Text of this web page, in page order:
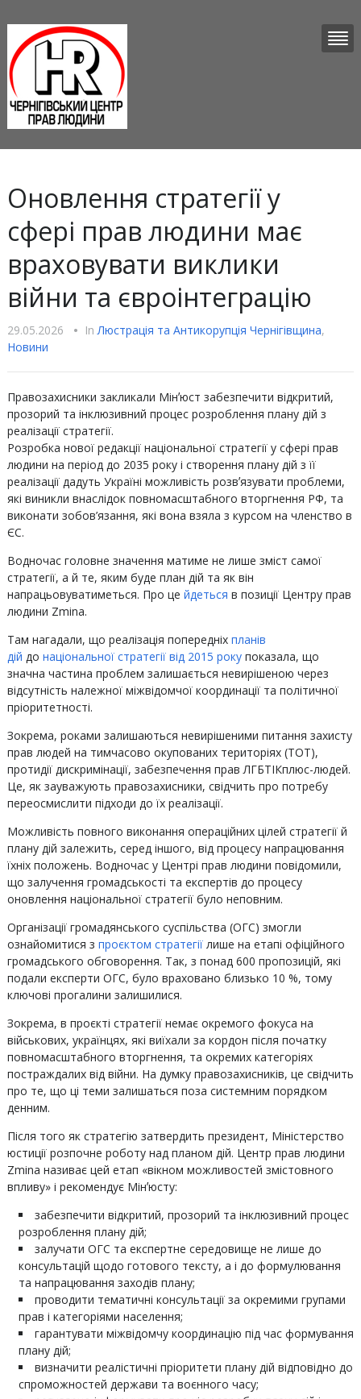
Оновлення стратегії у
сфері прав людини має
враховувати виклики
війни та євроінтеграцію
29.05.2026 • InЛюстрацiя та Антикорупцiя Чернігівщина,
Новини
Правозахисники закликали Мінʼюст забезпечити відкритий,
прозорий та інклюзивний процес розроблення плану дій з
реалізації стратегії.
Розробка нової редакції національної стратегії у сфері прав
людини на період до 2035 року і створення плану дій з її
реалізації дадуть Україні можливість розвʼязувати проблеми,
які виникли внаслідок повномасштабного вторгнення РФ, та
виконати зобов’язання, які вона взяла з курсом на членство в
ЄС.
Водночас головне значення матиме не лише зміст самої
стратегії, а й те, яким буде план дій та як він
напрацьовуватиметься. Про це йдеться в позиції Центру прав
людини Zmina.
Там нагадали, що реалізація попередніх планів
дій до національної стратегії від 2015 рокупоказала, що
значна частина проблем залишається невирішеною через
відсутність належної міжвідомчої координації та політичної
пріоритетності.
Зокрема, роками залишаються невирішеними питання захисту
прав людей на тимчасово окупованих територіях (ТОТ),
протидії дискримінації, забезпечення прав ЛГБТІКплюс-людей.
Це, як зауважують правозахисники, свідчить про потребу
переосмислити підходи до їх реалізації.
Можливість повного виконання операційних цілей стратегії й
плану дій залежить, серед іншого, від процесу напрацювання
їхніх положень. Водночас у Центрі прав людини повідомили,
що залучення громадськості та експертів до процесу
оновлення національної стратегії було неповним.
Організації громадянського суспільства (ОГС) змогли
ознайомитися з проєктом стратегіїлише на етапі офіційного
громадського обговорення. Так, з понад 600 пропозицій, які
подали експерти ОГС, було враховано близько 10 %, тому
ключові прогалини залишилися.
Зокрема, в проєкті стратегії немає окремого фокуса на
військових, українцях, які виїхали за кордон після початку
повномасштабного вторгнення, та окремих категоріях
постраждалих від війни. На думку правозахисників, це свідчить
про те, що ці теми залишаться поза системним порядком
денним.
Після того як стратегію затвердить президент, Міністерство
юстиції розпочне роботу над планом дій. Центр прав людини
Zmina називає цей етап «вікном можливостей змістовного
впливу» і рекомендує Мінʼюсту:
забезпечити відкритий, прозорий та інклюзивний процес
розроблення плану дій;
залучати ОГС та експертне середовище не лише до
консультацій щодо готового тексту, а і до формулювання
та напрацювання заходів плану;
проводити тематичні консультації за окремими групами
прав і категоріями населення;
гарантувати міжвідомчу координацію під час формування
плану дій;
визначити реалістичні пріоритети плану дій відповідно до
спроможностей держави та воєнного часу;